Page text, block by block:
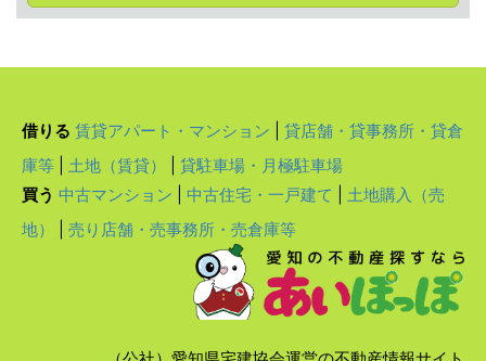
借りる 賃貸アパート・マンション
貸店舗・貸事務所・貸倉
庫等
土地（賃貸）
貸駐車場・月極駐車場
買う 中古マンション 中古住宅・一戸建て
土地購入（売
地）
売り店舗・売事務所・売倉庫等